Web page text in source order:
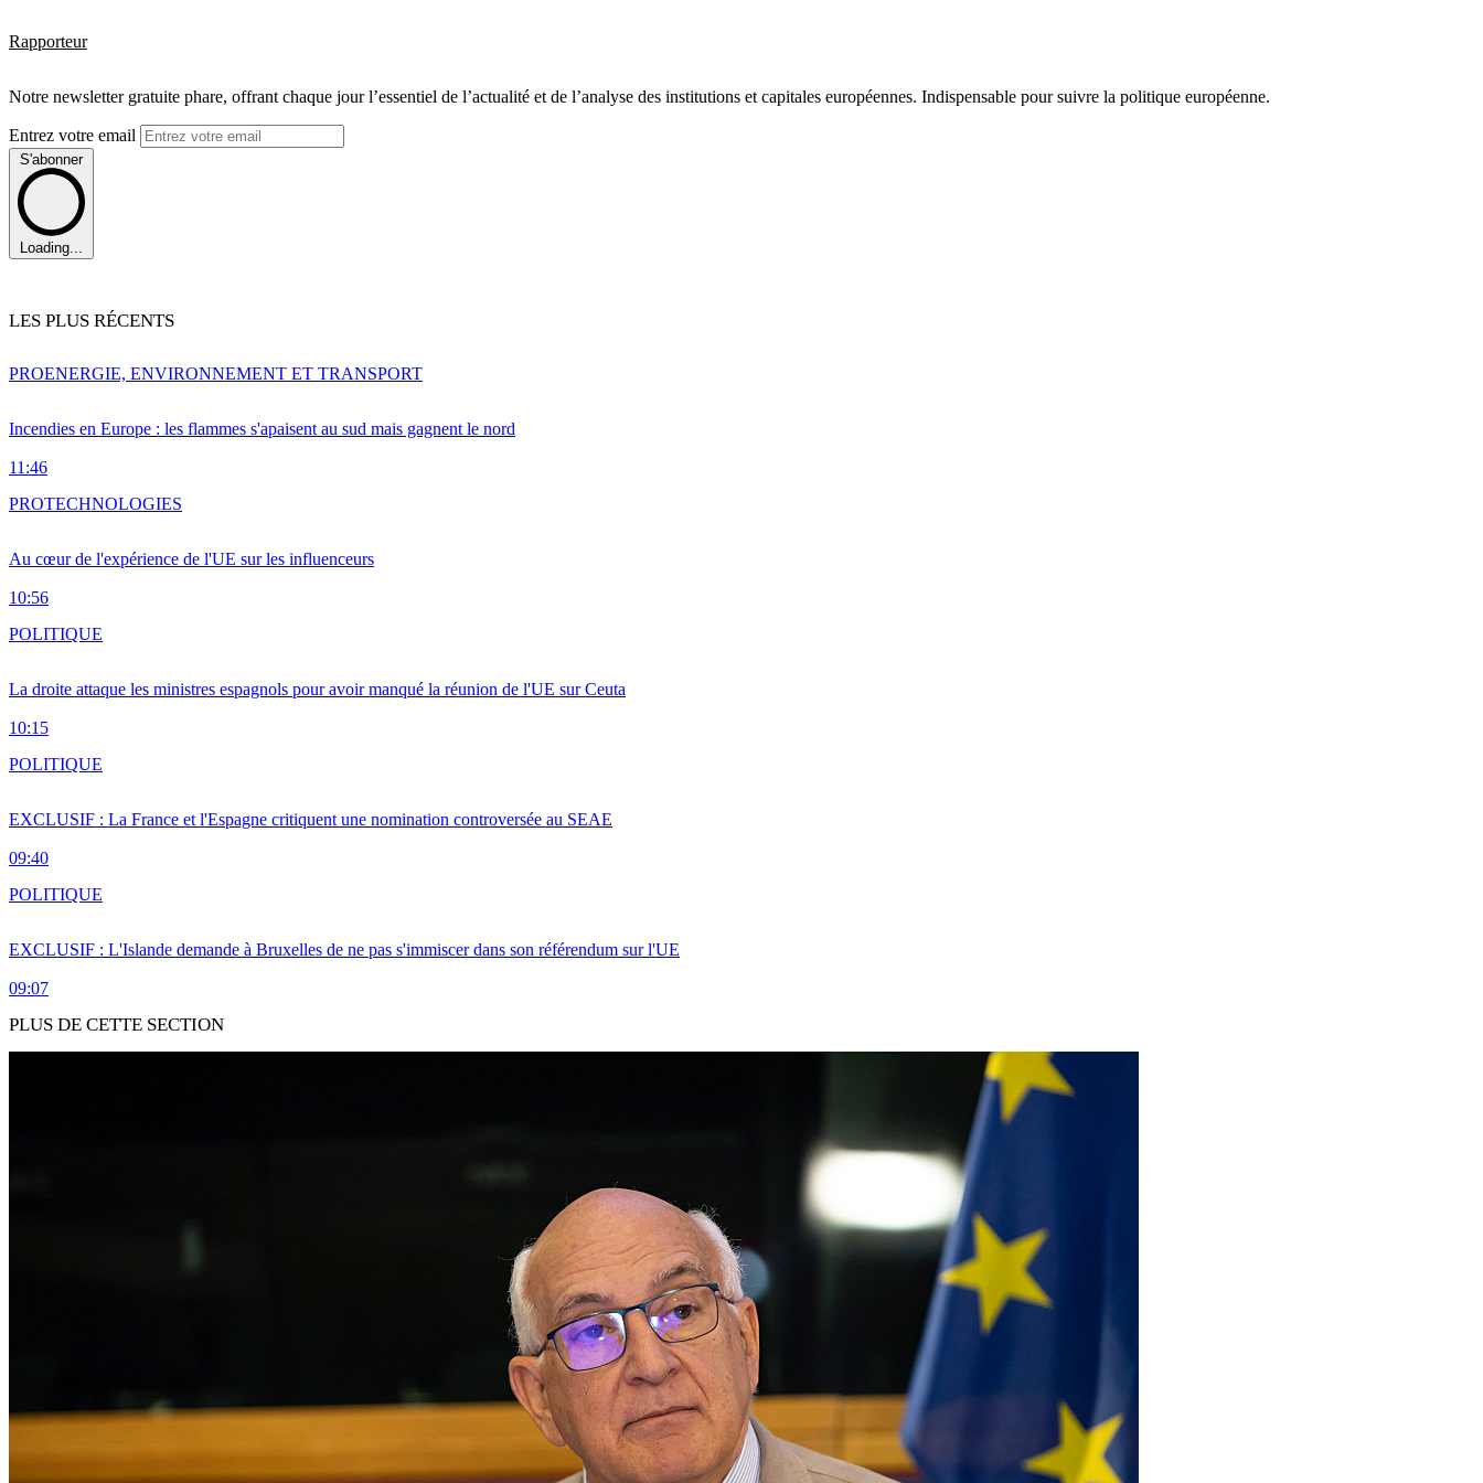
Rapporteur
Notre newsletter gratuite phare, offrant chaque jour l’essentiel de l’actualité et de l’analyse des institutions et capitales européennes. Indispensable pour suivre la politique européenne.
Entrez votre email
S'abonner
Loading...
LES PLUS RÉCENTS
Incendies en Europe : les flammes s'apaisent au sud mais gagnent le nord
11:46
PROENERGIE, ENVIRONNEMENT ET TRANSPORT
Au cœur de l'expérience de l'UE sur les influenceurs
10:56
PROTECHNOLOGIES
La droite attaque les ministres espagnols pour avoir manqué la réunion de l'UE sur Ceuta
10:15
POLITIQUE
EXCLUSIF : La France et l'Espagne critiquent une nomination controversée au SEAE
09:40
POLITIQUE
EXCLUSIF : L'Islande demande à Bruxelles de ne pas s'immiscer dans son référendum sur l'UE
09:07
POLITIQUE
PLUS DE CETTE SECTION